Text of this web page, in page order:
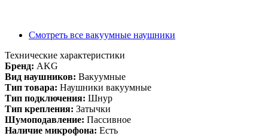
Смотреть все вакуумные наушники
Технические характеристики
Бренд: AKG
Вид наушников: Вакуумные
Тип товара: Наушники вакуумные
Тип подключения: Шнур
Тип крепления: Затычки
Шумоподавление: Пассивное
Наличие микрофона: Есть